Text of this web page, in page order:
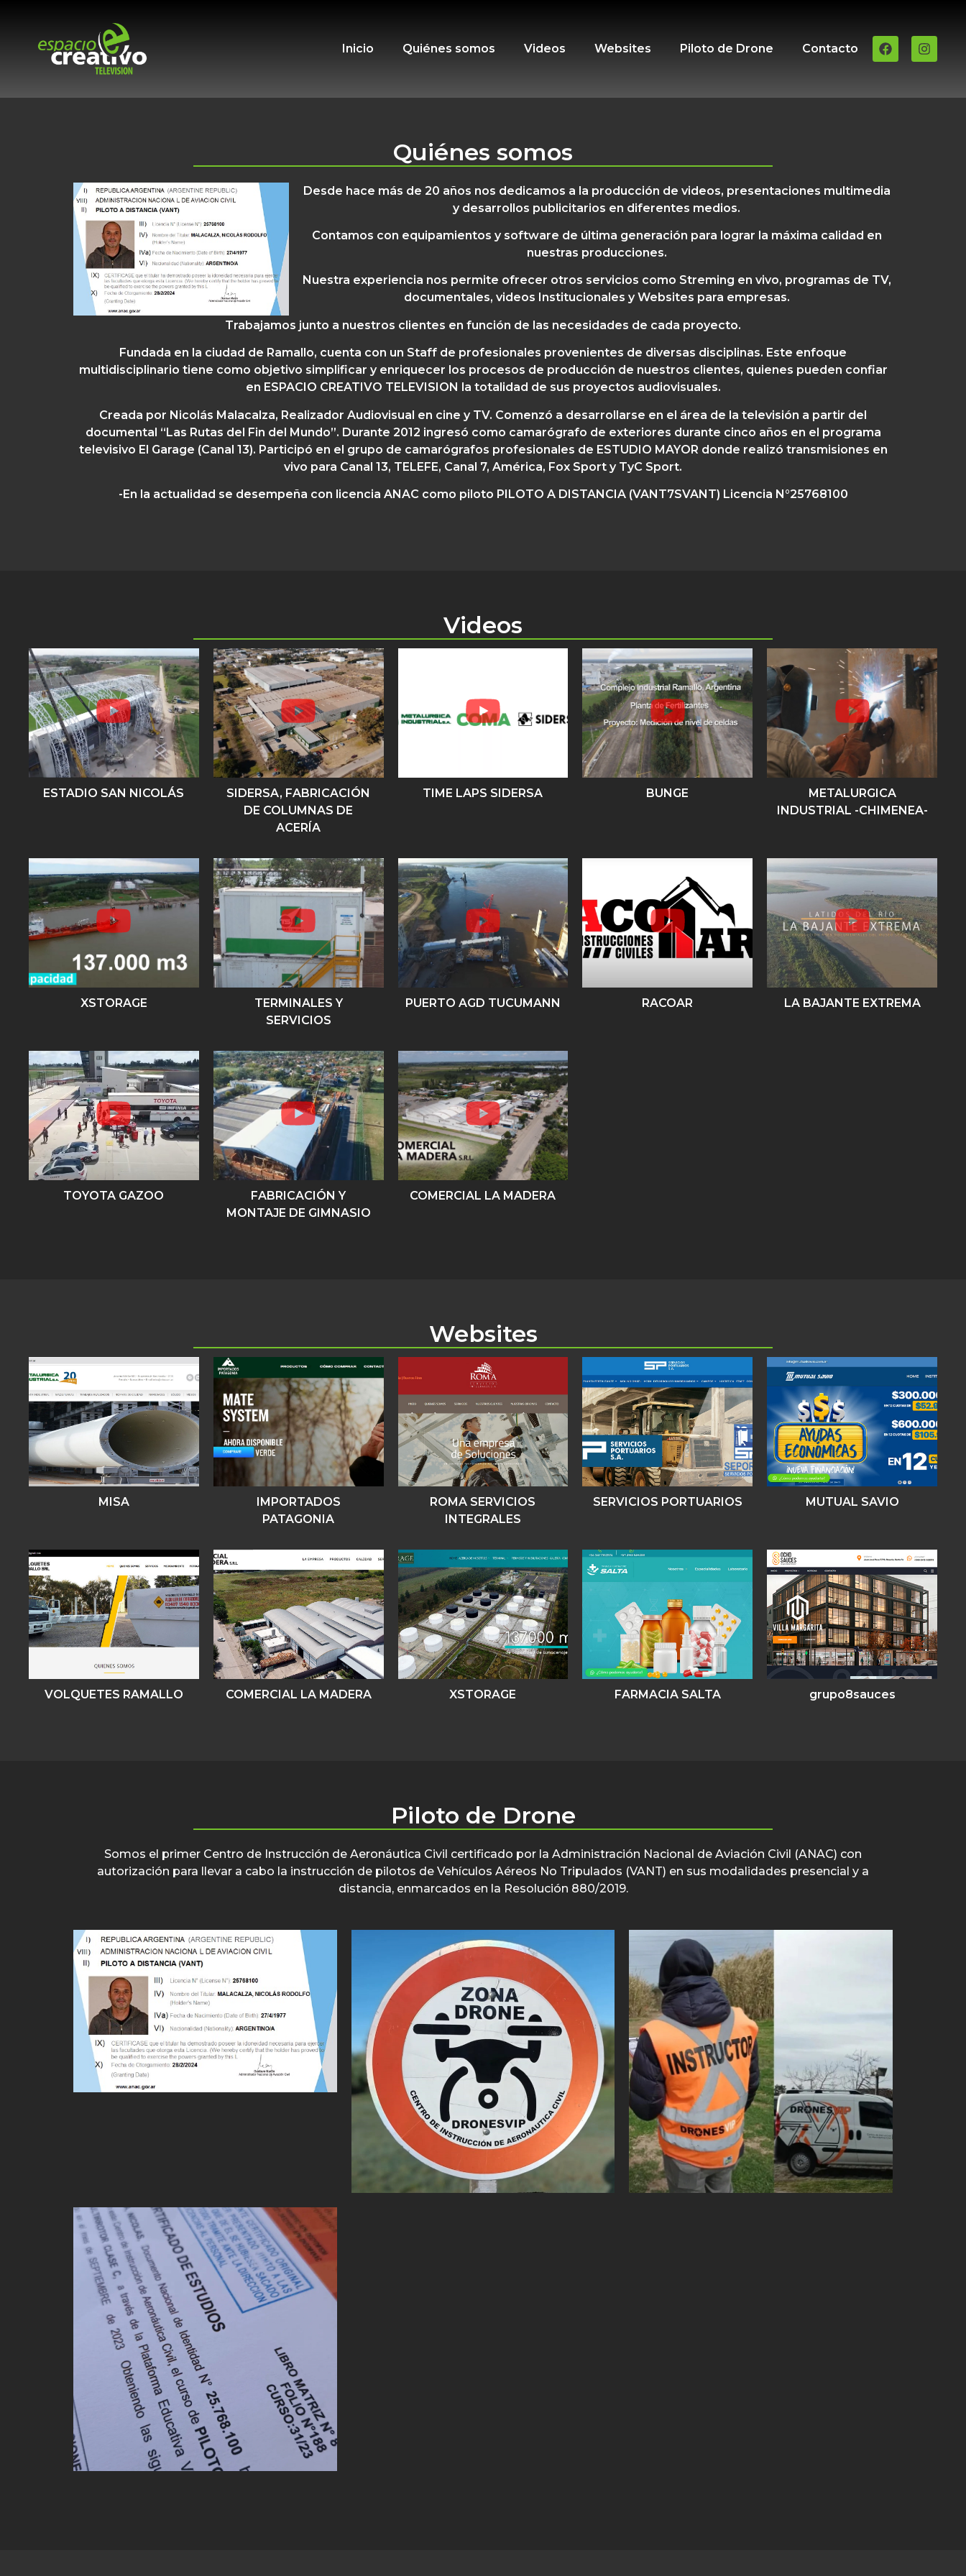
Inicio Quiénes somos Videos Websites Piloto de Drone Contacto
Quiénes somos
Desde hace más de 20 años nos dedicamos a la producción de videos, presentaciones multimedia
y desarrollos publicitarios en diferentes medios.
Contamos con equipamientos y software de última generación para lograr la máxima calidad en
nuestras producciones.
Nuestra experiencia nos permite ofrecer otros servicios como Streming en vivo, programas de TV,
documentales, videos Institucionales y Websites para empresas.
Trabajamos junto a nuestros clientes en función de las necesidades de cada proyecto.
Fundada en la ciudad de Ramallo, cuenta con un Staff de profesionales provenientes de diversas disciplinas. Este enfoque
multidisciplinario tiene como objetivo simplificar y enriquecer los procesos de producción de nuestros clientes, quienes pueden confiar
en ESPACIO CREATIVO TELEVISION la totalidad de sus proyectos audiovisuales.
Creada por Nicolás Malacalza, Realizador Audiovisual en cine y TV. Comenzó a desarrollarse en el área de la televisión a partir del
documental “Las Rutas del Fin del Mundo”. Durante 2012 ingresó como camarógrafo de exteriores durante cinco años en el programa
televisivo El Garage (Canal 13). Participó en el grupo de camarógrafos profesionales de ESTUDIO MAYOR donde realizó transmisiones en
vivo para Canal 13, TELEFE, Canal 7, América, Fox Sport y TyC Sport.
-En la actualidad se desempeña con licencia ANAC como piloto PILOTO A DISTANCIA (VANT7SVANT) Licencia N°25768100
Videos
ESTADIO SAN NICOLÁS
SIDERSA, FABRICACIÓN
DE COLUMNAS DE
ACERÍA
TIME LAPS SIDERSA BUNGE
METALURGICA
INDUSTRIAL -CHIMENEA-
XSTORAGE
TERMINALES Y
SERVICIOS
PUERTO AGD TUCUMANN RACOAR LA BAJANTE EXTREMA
TOYOTA GAZOO
FABRICACIÓN Y
MONTAJE DE GIMNASIO
COMERCIAL LA MADERA
Websites
MISA
IMPORTADOS
PATAGONIA
ROMA SERVICIOS
INTEGRALES
SERVICIOS PORTUARIOS MUTUAL SAVIO
VOLQUETES RAMALLO COMERCIAL LA MADERA XSTORAGE FARMACIA SALTA grupo8sauces
Piloto de Drone
Somos el primer Centro de Instrucción de Aeronáutica Civil certificado por la Administración Nacional de Aviación Civil (ANAC) con
autorización para llevar a cabo la instrucción de pilotos de Vehículos Aéreos No Tripulados (VANT) en sus modalidades presencial y a
distancia, enmarcados en la Resolución 880/2019.